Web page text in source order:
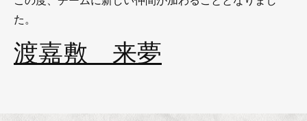
た。
渡嘉敷 来夢